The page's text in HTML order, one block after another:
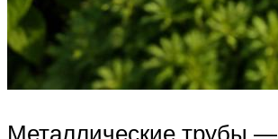
Металлические трубы —